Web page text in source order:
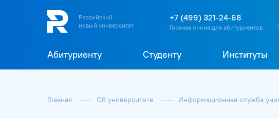
Российский
новый университет
+7 (499) 321-24-68
Горячая линия для абитуриентов
Абитуриенту Студенту Институты
Главная Об университете Информационная служба